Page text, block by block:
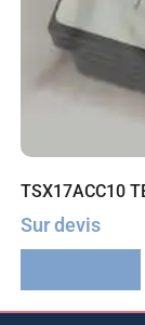
TSX17ACC10
Sur devis